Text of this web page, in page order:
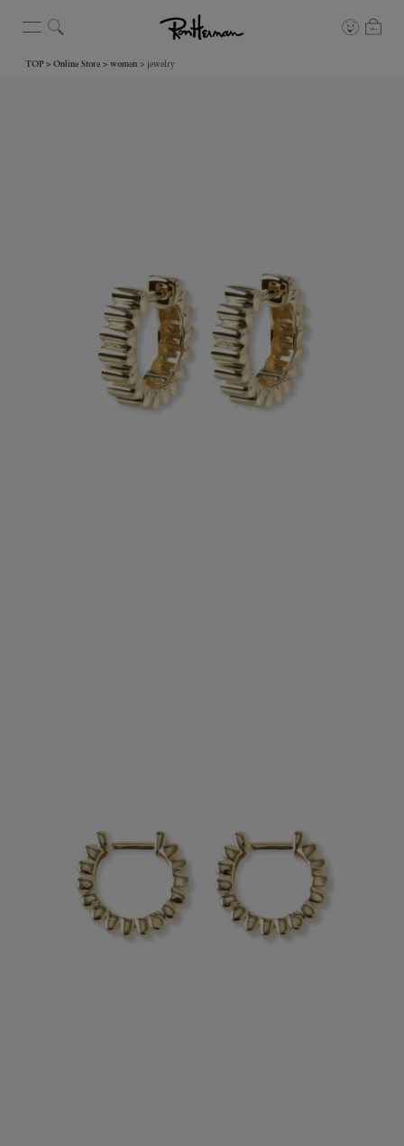
TOP Online Store women jewelry